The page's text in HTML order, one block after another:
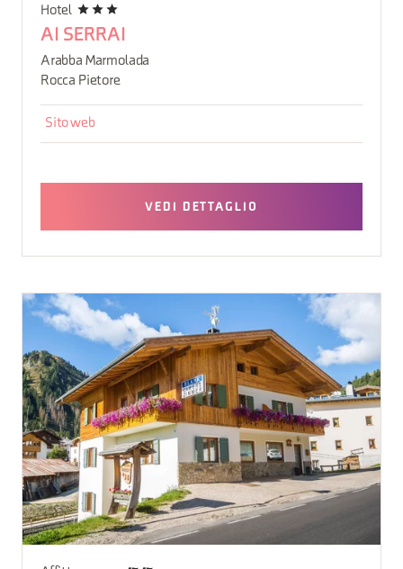
Hotel
AI SERRAI
Arabba Marmolada
Rocca Pietore
Sito web
VEDI DETTAGLIO